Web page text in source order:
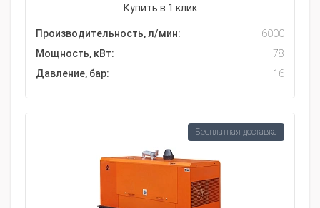
Купить в 1 клик
Производительность, л/мин:
6000
Мощность, кВт:
78
Давление, бар:
16
Бесплатная доставка